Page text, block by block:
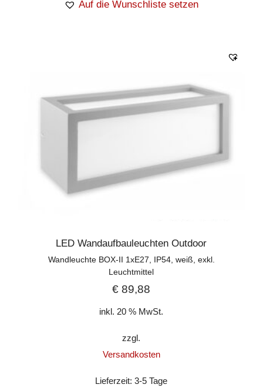
Auf die Wunschliste setzen
LED Wandaufbauleuchten Outdoor
Wandleuchte BOX-II 1xE27, IP54, weiß, exkl.
Leuchtmittel
€ 89,88
inkl. 20 % MwSt.
zzgl.
Versandkosten
Lieferzeit:3-5 Tage